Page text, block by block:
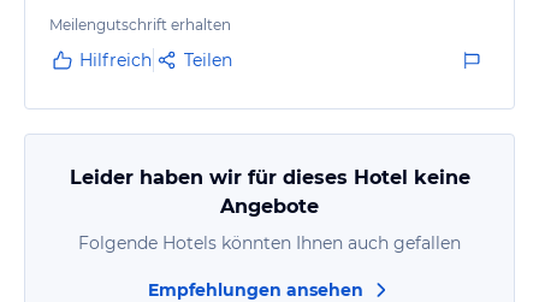
Meilengutschrift erhalten
Hilfreich Teilen
Leider haben wir für dieses Hotel keine
Angebote
Folgende Hotels könnten Ihnen auch gefallen
Empfehlungen ansehen